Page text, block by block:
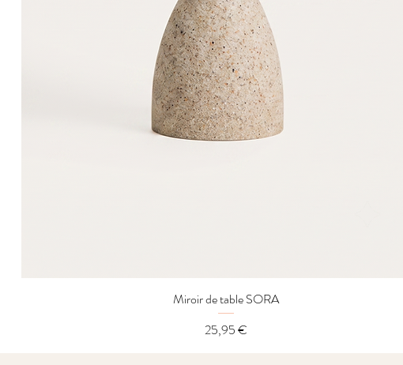
Aperçu rapide
Miroir de table SORA
Prix
25,95 €